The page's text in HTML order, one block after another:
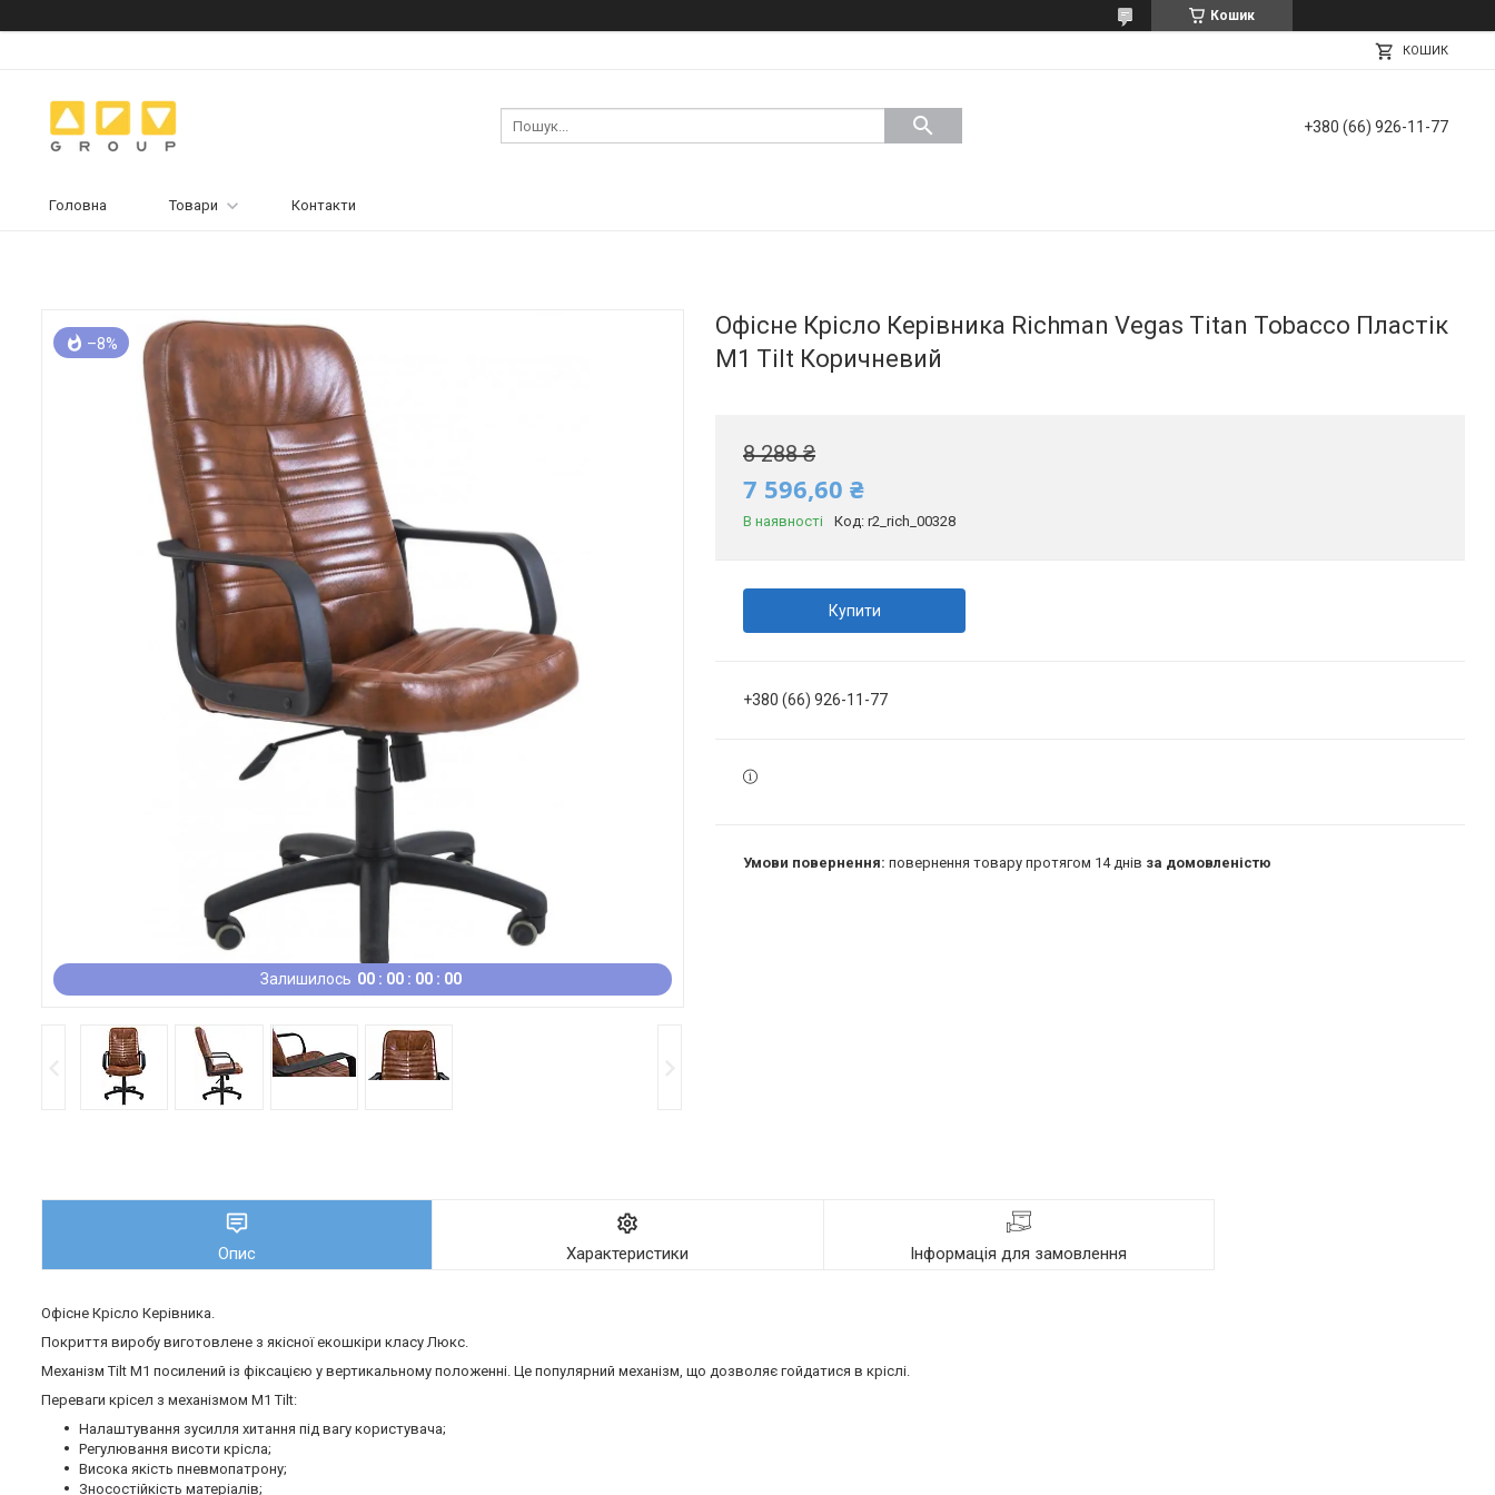
Кошик
КОШИК
+380 (66) 926-11-77
Головна Товари Контакти
Залишилось 00 00 00 00
–8%
Офісне Крісло Керівника Richman Vegas Titan Tobacco Пластік
М1 Tilt Коричневий
8 288 ₴
7 596,60 ₴
В наявності Код: r2_rich_00328
Купити
+380 (66) 926-11-77
повернення товару протягом 14 днів за домовленістю
Опис Характеристики Інформація для замовлення
Офісне Крісло Керівника.
Покриття виробу виготовлене з якісної екошкіри класу Люкс.
Механізм Tilt М1 посилений із фіксацією у вертикальному положенні. Це популярний механізм, що дозволяє гойдатися в кріслі.
Переваги крісел з механізмом M1 Tilt:
Налаштування зусилля хитання під вагу користувача;
Регулювання висоти крісла;
Висока якість пневмопатрону;
Зносостійкість матеріалів;